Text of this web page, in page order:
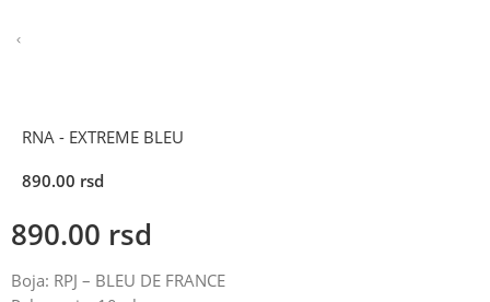
RNA - EXTREME BLEU
890.00 rsd
890.00 rsd
Boja: RPJ – BLEU DE FRANCE